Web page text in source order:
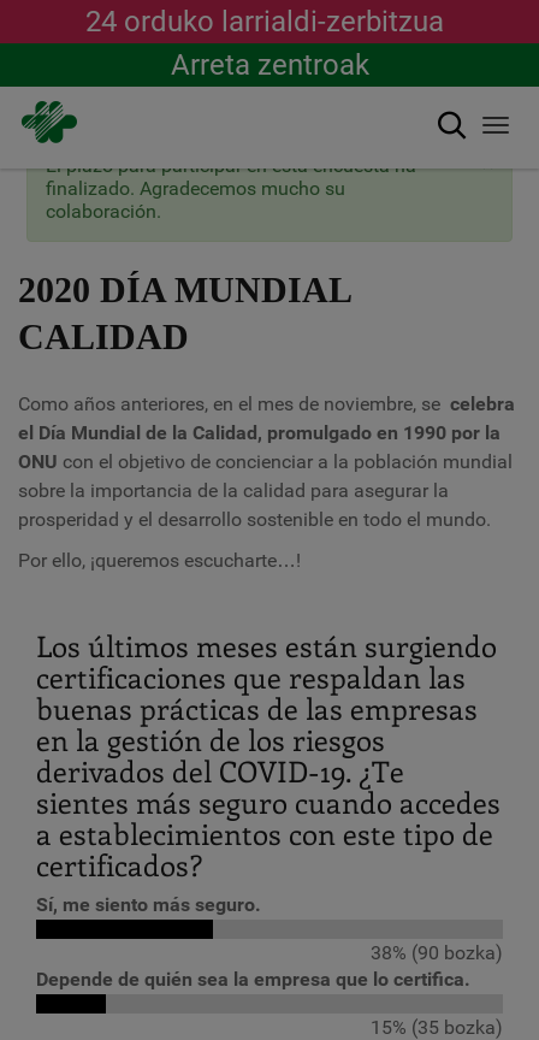
content
24 orduko larrialdi-zerbitzua
Arreta zentroak
Bilatu
2020 DÍA MUNDIAL
CALIDAD
Como años anteriores, en el mes de noviembre, se celebra
el Día Mundial de la Calidad, promulgado en 1990 por la
ONU con el objetivo de concienciar a la población mundial
sobre la importancia de la calidad para asegurar la
prosperidad y el desarrollo sostenible en todo el mundo.
Por ello, ¡queremos escucharte…!
×
Mezu
egoera
El plazo para participar en esta encuesta ha
finalizado. Agradecemos mucho su
colaboración.
Los últimos meses están surgiendo
certificaciones que respaldan las
buenas prácticas de las empresas
en la gestión de los riesgos
derivados del COVID-19. ¿Te
sientes más seguro cuando accedes
a establecimientos con este tipo de
certificados?
Sí, me siento más seguro.
38% (90 bozka)
Depende de quién sea la empresa que lo certifica.
15% (35 bozka)